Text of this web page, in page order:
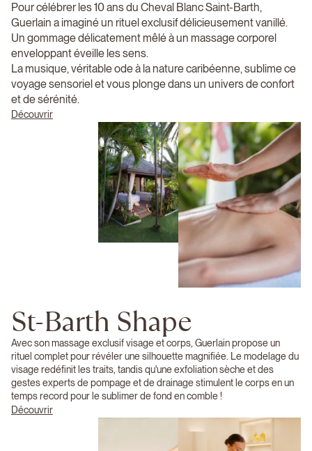
Pour célébrer les 10 ans du Cheval Blanc Saint-Barth,
Guerlain a imaginé un rituel exclusif délicieusement vanillé.
Un gommage délicatement mêlé à un massage corporel
enveloppant éveille les sens.
La musique, véritable ode à la nature caribéenne, sublime ce
voyage sensoriel et vous plonge dans un univers de confort
et de sérénité.
Découvrir
St-Barth Shape
Avec son massage exclusif visage et corps, Guerlain propose un
rituel complet pour révéler une silhouette magnifiée. Le modelage du
visage redéfinit les traits, tandis qu'une exfoliation sèche et des
gestes experts de pompage et de drainage stimulent le corps en un
temps record pour le sublimer de fond en comble !
Découvrir